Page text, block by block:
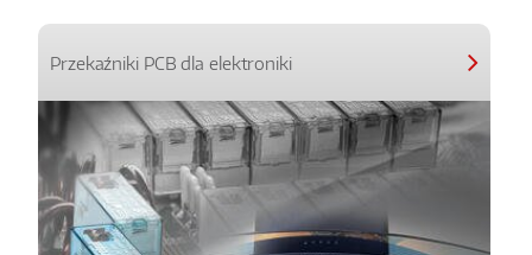
Przekaźniki PCB dla elektroniki